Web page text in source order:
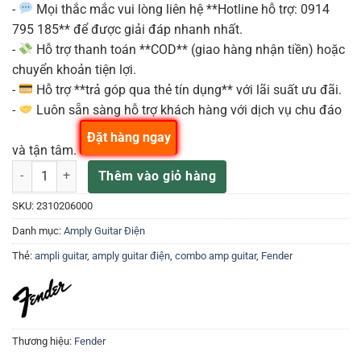
-
Mọi thắc mắc vui lòng liên hệ **Hotline hỗ trợ: 0914
795 185** để được giải đáp nhanh nhất.
-
Hỗ trợ thanh toán **COD** (giao hàng nhận tiền) hoặc
chuyển khoản tiện lợi.
-
Hỗ trợ **trả góp qua thẻ tín dụng** với lãi suất ưu đãi.
-
Luôn sẵn sàng hỗ trợ khách hàng với dịch vụ chu đáo
và tận tâm.
Ampli guitar Fender Mustang GT 100 230VE số lượng
Thêm vào giỏ hàng
Đặt hàng ngay
SKU: 2310206000
Danh mục: Amply Guitar Điện
Thẻ: ampli guitar, amply guitar điện combo amp guitar, Fender
Thương hiệu: Fender